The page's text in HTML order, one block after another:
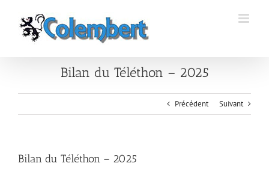
contenu
Bilan du Téléthon – 2025
Précédent Suivant
Bilan du Téléthon – 2025